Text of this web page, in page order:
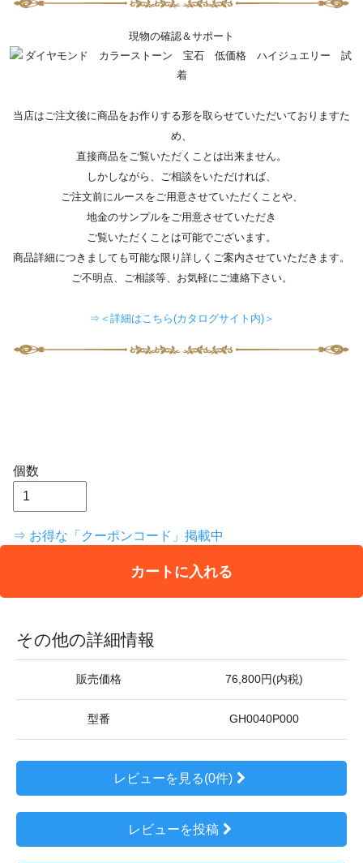
現物の確認＆サポート
当店はご注文後に商品をお作りする形を取らせていただいておりますた
め、
直接商品をご覧いただくことは出来ません。
しかしながら、ご相談をいただければ、
ご注文前にルースをご用意させていただくことや、
地金のサンプルをご用意させていただき
ご覧いただくことは可能でございます。
商品詳細につきましても可能な限り詳しくご案内させていただきます。
ご不明点、ご相談等、お気軽にご連絡下さい。
⇒＜詳細はこちら(カタログサイト内)＞
個数
⇒ お得な「クーポンコード」掲載中
カートに入れる
その他の詳細情報
販売価格 76,800円(内税)
型番 GH0040P000
レビューを見る(0件)
レビューを投稿